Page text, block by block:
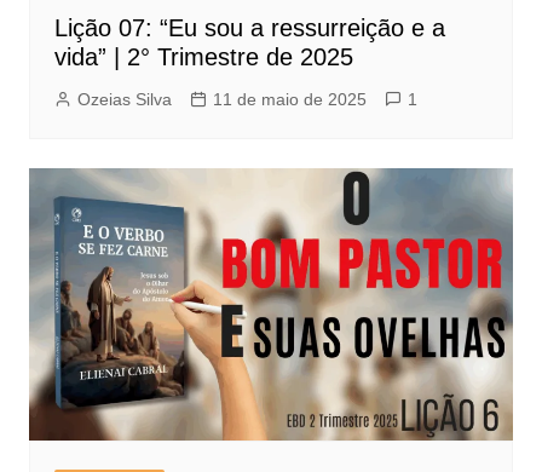
Lição 07: “Eu sou a ressurreição e a
vida” | 2° Trimestre de 2025
Ozeias Silva 11 de maio de 2025 1